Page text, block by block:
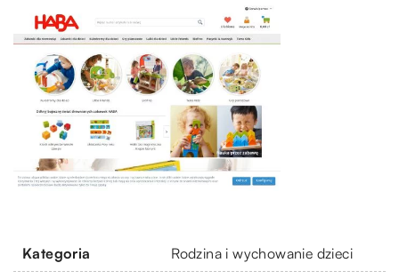
Kategoria Rodzina i wychowanie dzieci